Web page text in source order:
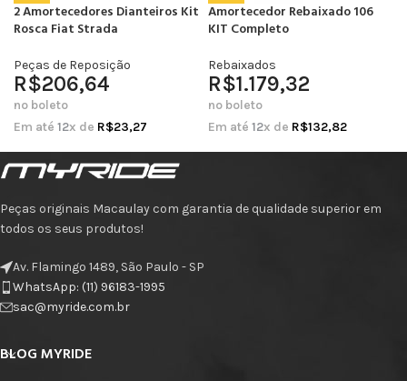
2 Amortecedores Dianteiros Kit
Rosca Fiat Strada
Peças de Reposição
R$206,64
no boleto
Em até 12x de R$23,27
Amortecedor Rebaixado 106
KIT Completo
Rebaixados
R$1.179,32
no boleto
Em até 12x de R$132,82
Peças originais Macaulay com garantia de qualidade superior em
todos os seus produtos!
Av. Flamingo 1489, São Paulo - SP
WhatsApp: (11) 96183-1995
sac@myride.com.br
BLOG MYRIDE